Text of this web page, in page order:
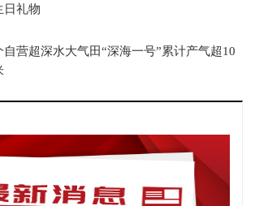
日礼物
自营超深水大气田“深海一号”累计产气超10